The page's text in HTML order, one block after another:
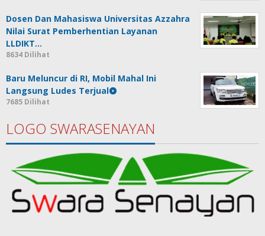
Dosen Dan Mahasiswa Universitas Azzahra
Nilai Surat Pemberhentian Layanan
LLDIKT…
8634 Dilihat
Baru Meluncur di RI, Mobil Mahal Ini
Langsung Ludes Terjual
7685 Dilihat
LOGO SWARASENAYAN